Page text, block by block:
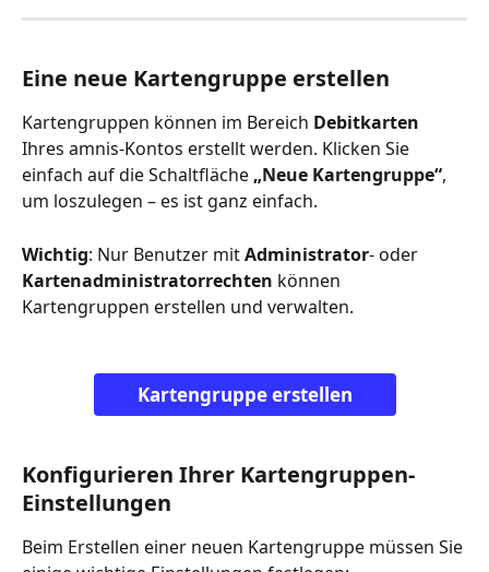
Eine neue Kartengruppe erstellen
Kartengruppen können im Bereich Debitkarten
Ihres amnis-Kontos erstellt werden. Klicken Sie
einfach auf die Schaltfläche „Neue Kartengruppe“,
um loszulegen – es ist ganz einfach.
Wichtig: Nur Benutzer mit Administrator- oder
Kartenadministratorrechten können
Kartengruppen erstellen und verwalten.
Kartengruppe erstellen
Konfigurieren Ihrer Kartengruppen-
Einstellungen
Beim Erstellen einer neuen Kartengruppe müssen Sie